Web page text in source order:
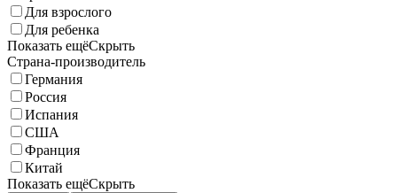
Для взрослого
Для ребенка
Показать ещёСкрыть
Страна-производитель
Германия
Россия
Испания
США
Франция
Китай
Показать ещёСкрыть